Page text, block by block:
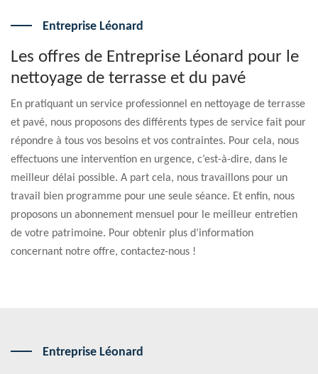
Entreprise Léonard
Les offres de Entreprise Léonard pour le
nettoyage de terrasse et du pavé
En pratiquant un service professionnel en nettoyage de terrasse
et pavé, nous proposons des différents types de service fait pour
répondre à tous vos besoins et vos contraintes. Pour cela, nous
effectuons une intervention en urgence, c’est-à-dire, dans le
meilleur délai possible. A part cela, nous travaillons pour un
travail bien programme pour une seule séance. Et enfin, nous
proposons un abonnement mensuel pour le meilleur entretien
de votre patrimoine. Pour obtenir plus d’information
concernant notre offre, contactez-nous !
Entreprise Léonard